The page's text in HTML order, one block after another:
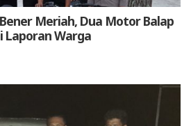
Meriah, Dua Motor Balap
Laporan Warga